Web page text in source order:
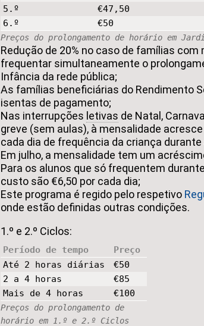
Preços do prolongamento de horário em
5.º
€47,50
6.º
€50
Redução de 20% no caso de famílias com
frequentar simultaneamente o
Infância da rede pública;
As famílias beneficiárias do Rendimento
isentas de pagamento;
Nas interrupções letivas de Natal,
greve (sem aulas), à mensalidade
cada dia de frequência da criança
Em julho, a mensalidade tem um
Para os alunos que só frequentem
custo são €6,50 por cada dia;
Este programa é regido pelo respetivo
onde estão definidas outras condições.
1.º e 2.º Ciclos:
Preços do prolongamento de
horário em 1.º e 2.º Ciclos
Período de tempo
Preço
Até 2 horas diárias
€50
2 a 4 horas
€85
Mais de 4 horas
€100